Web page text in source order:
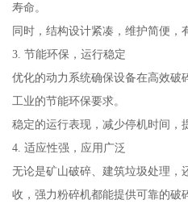
寿命。
同时，结构设计紧凑，维护简便，
3. 节能环保，运行稳定
优化的动力系统确保设备在高效破
工业的节能环保要求。
稳定的运行表现，减少停机时间，
4. 适应性强，应用广泛
无论是矿山破碎、建筑垃圾处理，
收，强力粉碎机都能提供可靠的破